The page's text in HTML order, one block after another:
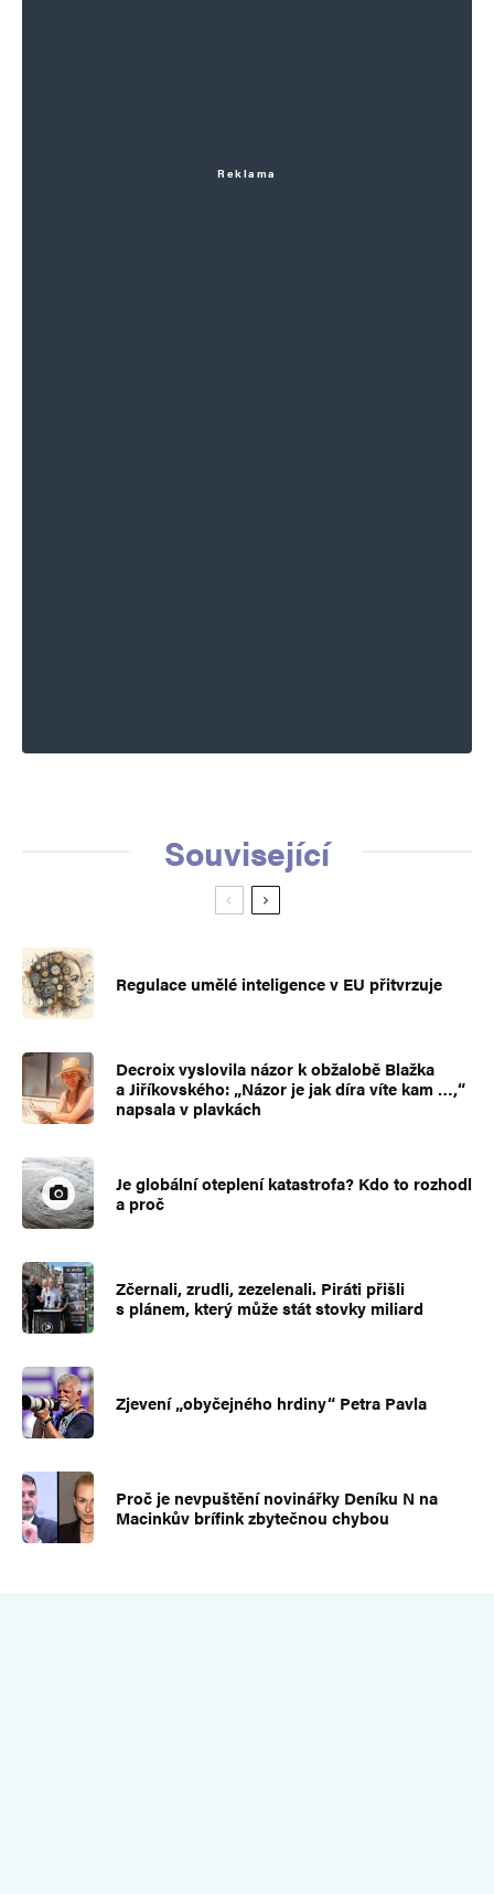
Reklama
Související
Regulace umělé inteligence v EU přitvrzuje
Decroix vyslovila názor k obžalobě Blažka
a Jiříkovského: „Názor je jak díra víte kam …,“
napsala v plavkách
Je globální oteplení katastrofa? Kdo to rozhodl
a proč
Zčernali, zrudli, zezelenali. Piráti přišli
s plánem, který může stát stovky miliard
Zjevení „obyčejného hrdiny“ Petra Pavla
Proč je nevpuštění novinářky Deníku N na
Macinkův brífink zbytečnou chybou